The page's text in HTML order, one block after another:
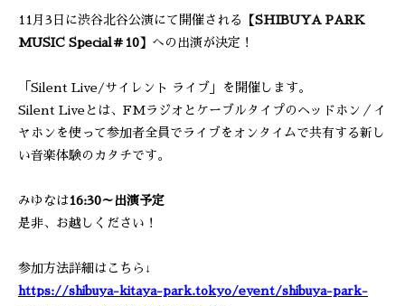
11月3日に渋谷北谷公演にて開催される
【SHIBUYA PARK
MUSIC Special＃10】 への出演が決定！
「Silent Live/サイレント ライブ」を開催します。
Silent Liveとは、FMラジオとケーブルタイプのヘッドホン／イ
ヤホンを使って参加者全員でライブをオンタイムで共有する新し
い音楽体験のカタチです。
みゆなは 16:30～出演予定
是非、お越しください！
参加方法詳細はこちら↓
https://shibuya-kitaya-park.tokyo/event/shibuya-park-